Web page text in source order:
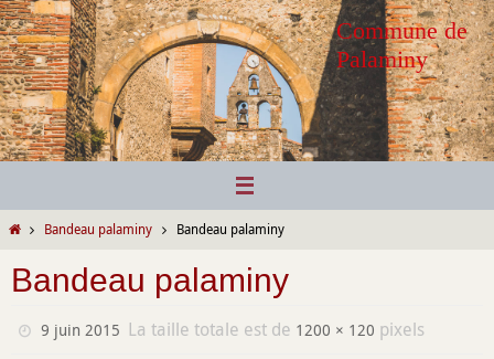
Passer
vers
le
contenu
Commune de
Palaminy
HomeBandeau palaminy Bandeau palaminy
Bandeau palaminy
9 juin 2015 La taille totale est de 1200 × 120 pixels